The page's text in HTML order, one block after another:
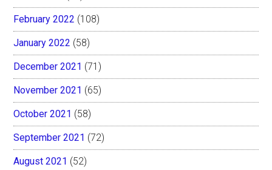
February 2022 (108)
January 2022 (58)
December 2021 (71)
November 2021 (65)
October 2021 (58)
September 2021 (72)
August 2021 (52)